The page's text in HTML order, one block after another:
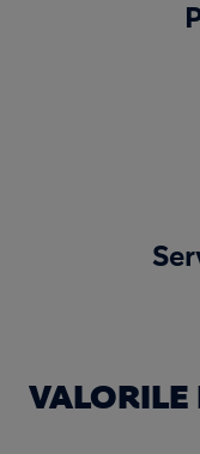
VALORILE